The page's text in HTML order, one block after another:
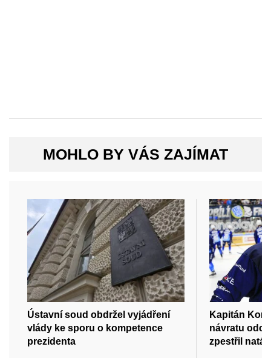
MOHLO BY VÁS ZAJÍMAT
Ústavní soud obdržel vyjádření
vlády ke sporu o kompetence
prezidenta
Kapitán
návratu
zpestřil